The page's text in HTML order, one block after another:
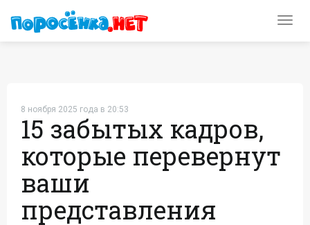
8 ноября 2025 года в 20:53
15 забытых кадров,
которые перевернут
ваши
представления